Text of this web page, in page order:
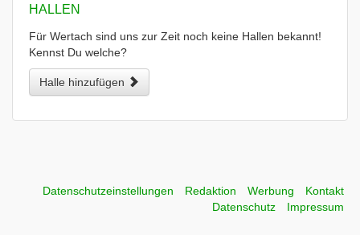
HALLEN
Für Wertach sind uns zur Zeit noch keine Hallen bekannt!
Kennst Du welche?
Halle hinzufügen
Datenschutzeinstellungen Redaktion Werbung
Kontakt
Datenschutz
Impressum